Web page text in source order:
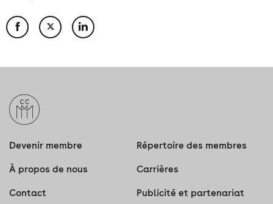
Devenir membre Répertoire des membres
À propos de nous Carrières
Contact Publicité et partenariat